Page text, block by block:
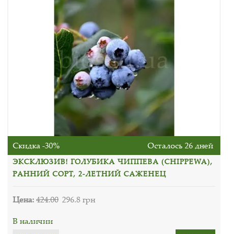
Скидка -30% Осталось 26 дней
ЭКСКЛЮЗИВ! ГОЛУБИКА ЧИППЕВА (CHIPPEWA),
РАННИЙ СОРТ, 2-ЛЕТНИЙ САЖЕНЕЦ
Цена:424.00 296.8 грн
В наличии